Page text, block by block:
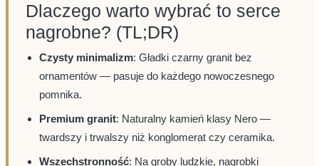
Dlaczego warto wybrać to serce
nagrobne? (TL;DR)
Czysty minimalizm: Gładki czarny granit bez
ornamentów — pasuje do każdego nowoczesnego
pomnika.
Premium granit: Naturalny kamień klasy Nero —
twardszy i trwalszy niż konglomerat czy ceramika.
Wszechstronność: Na groby ludzkie, nagrobki